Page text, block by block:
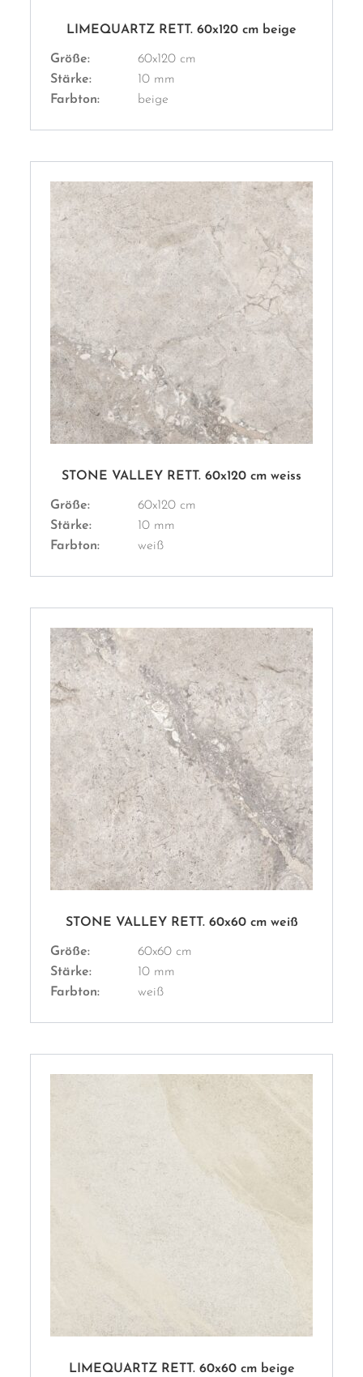
LIMEQUARTZ RETT. 60x120 cm beige
Größe:
60x120 cm
Stärke:
10 mm
Farbton:
beige
STONE VALLEY RETT. 60x120 cm weiss
Größe:
60x120 cm
Stärke:
10 mm
Farbton:
weiß
STONE VALLEY RETT. 60x60 cm weiß
Größe:
60x60 cm
Stärke:
10 mm
Farbton:
weiß
LIMEQUARTZ RETT. 60x60 cm beige